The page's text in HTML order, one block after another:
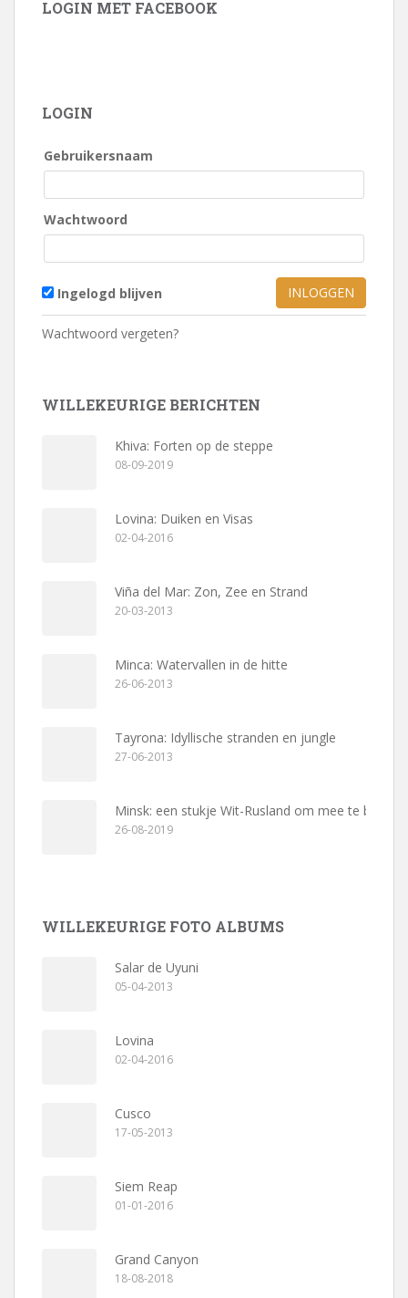
LOGIN MET FACEBOOK
LOGIN
Gebruikersnaam
Wachtwoord
Ingelogd blijven
Wachtwoord vergeten?
WILLEKEURIGE BERICHTEN
Khiva: Forten op de steppe
08-09-2019
Lovina: Duiken en Visas
02-04-2016
Viña del Mar: Zon, Zee en Strand
20-03-2013
Minca: Watervallen in de hitte
26-06-2013
Tayrona: Idyllische stranden en jungle
27-06-2013
Minsk: een stukje Wit-Rusland om mee te
26-08-2019
WILLEKEURIGE FOTO ALBUMS
Salar de Uyuni
05-04-2013
Lovina
02-04-2016
Cusco
17-05-2013
Siem Reap
01-01-2016
Grand Canyon
18-08-2018